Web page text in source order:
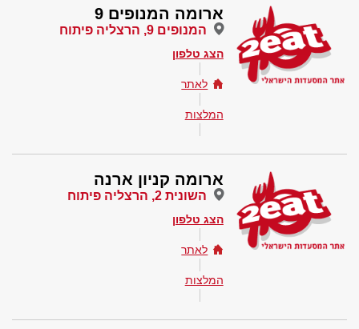
ארומה המנופים 9
המנופים 9, הרצליה פיתוח
הצג טלפון
לאתר
המלצות
ארומה קניון ארנה
השונית 2, הרצליה פיתוח
הצג טלפון
לאתר
המלצות